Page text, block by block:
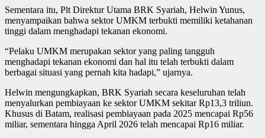
Sementara itu, Plt Direktur Utama BRK Syariah, Helwin Yunus,
menyampaikan bahwa sektor UMKM terbukti memiliki ketahanan
tinggi dalam menghadapi tekanan ekonomi.
“Pelaku UMKM merupakan sektor yang paling tangguh
menghadapi tekanan ekonomi dan hal itu telah terbukti dalam
berbagai situasi yang pernah kita hadapi,” ujarnya.
Helwin mengungkapkan, BRK Syariah secara keseluruhan telah
menyalurkan pembiayaan ke sektor UMKM sekitar Rp13,3 triliun.
Khusus di Batam, realisasi pembiayaan pada 2025 mencapai Rp56
miliar, sementara hingga April 2026 telah mencapai Rp16 miliar.